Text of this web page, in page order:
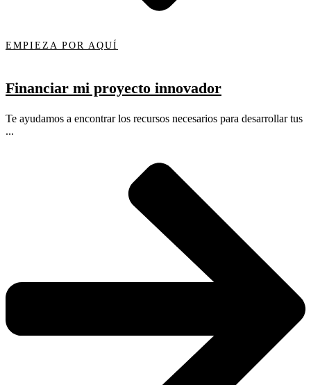
EMPIEZA POR AQUÍ
Financiar mi proyecto innovador
Te ayudamos a encontrar los recursos necesarios para desarrollar tus
...